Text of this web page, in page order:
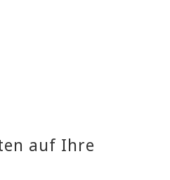
auf Ihre